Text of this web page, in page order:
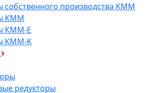
собственного производства KMM
КММ
КММ-Е
КММ-К
редукторы